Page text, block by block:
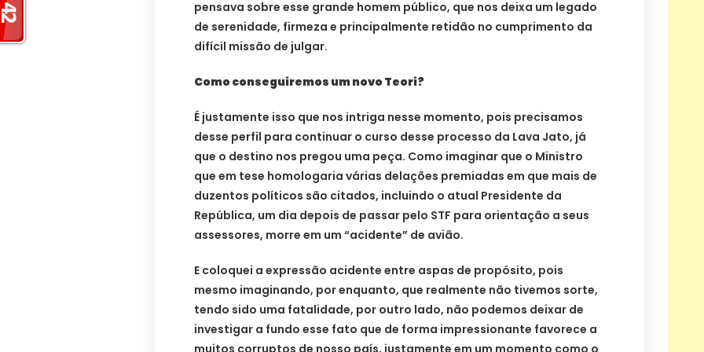
pensava sobre esse grande homem público, que nos deixa um legado
de serenidade, firmeza e principalmente retidão no cumprimento da
difícil missão de julgar.
Como conseguiremos um novo Teori?
É justamente isso que nos intriga nesse momento, pois precisamos
desse perfil para continuar o curso desse processo da Lava Jato, já
que o destino nos pregou uma peça. Como imaginar que o Ministro
que em tese homologaria várias delações premiadas em que mais de
duzentos políticos são citados, incluindo o atual Presidente da
República, um dia depois de passar pelo STF para orientação a seus
assessores, morre em um “acidente” de avião.
E coloquei a expressão acidente entre aspas de propósito, pois
mesmo imaginando, por enquanto, que realmente não tivemos sorte,
tendo sido uma fatalidade, por outro lado, não podemos deixar de
investigar a fundo esse fato que de forma impressionante favorece a